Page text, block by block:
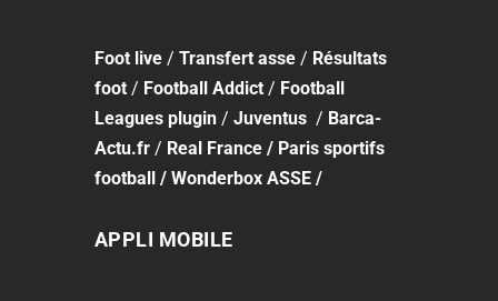
Footlive/ Transfert asse/ Résultats
foot/ Football Addict/ Football
Leagues plugin/ Juventus / Barca-
Actu.fr/ Real France / Paris sportifs
football
/ Wonderbox ASSE/
APPLI MOBILE